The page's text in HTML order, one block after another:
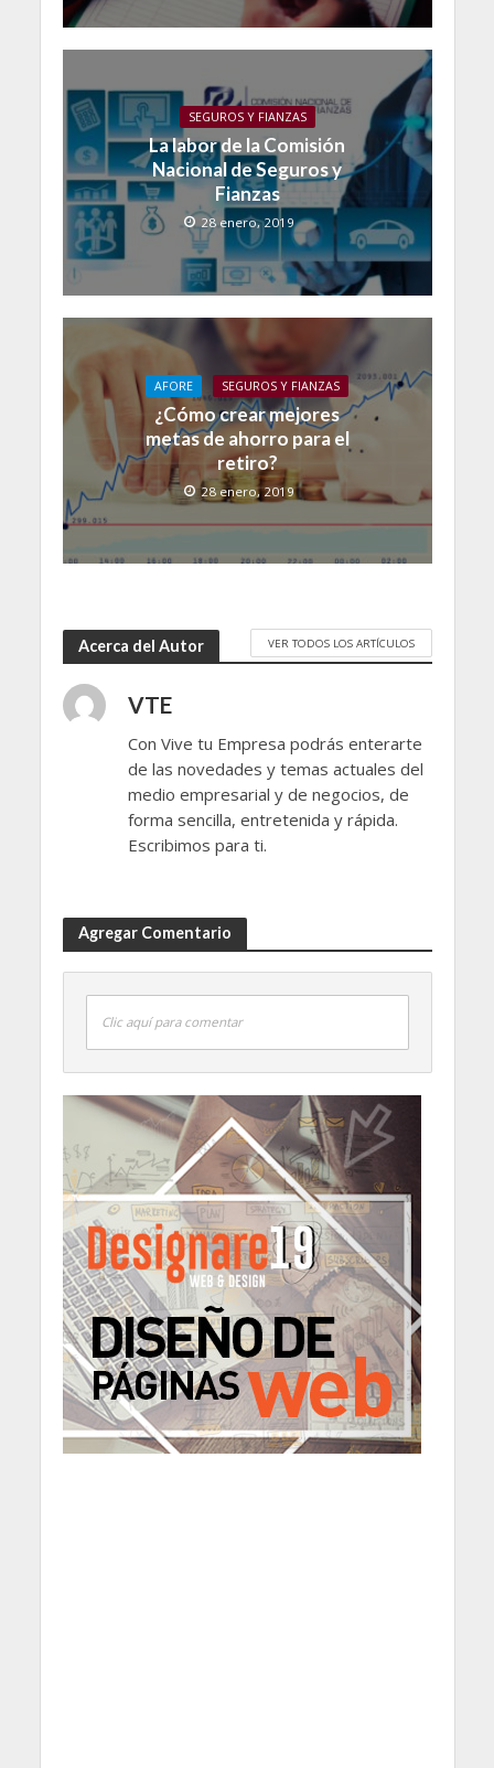
SEGUROS Y FIANZAS
La labor de la Comisión
Nacional de Seguros y
Fianzas
28 enero, 2019
AFORE SEGUROS Y FIANZAS
¿Cómo crear mejores
metas de ahorro para el
retiro?
28 enero, 2019
Acerca del Autor VER TODOS LOS ARTÍCULOS
VTE
Con Vive tu Empresa podrás enterarte
de las novedades y temas actuales del
medio empresarial y de negocios, de
forma sencilla, entretenida y rápida.
Escribimos para ti.
Agregar Comentario
Clic aquí para comentar